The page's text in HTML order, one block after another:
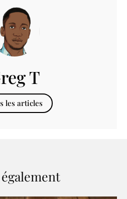
T
les articles